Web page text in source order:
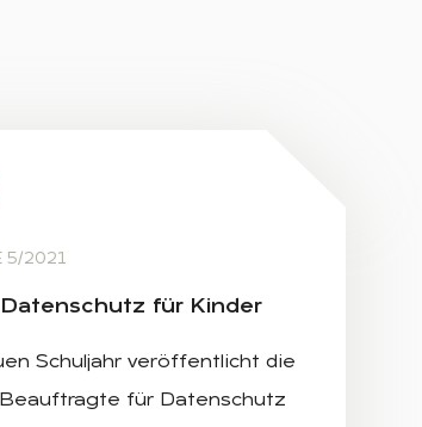
5/2021
Da­ten­schutz für Kin­der
Schuljahr veröffentlicht die
für Datenschutz